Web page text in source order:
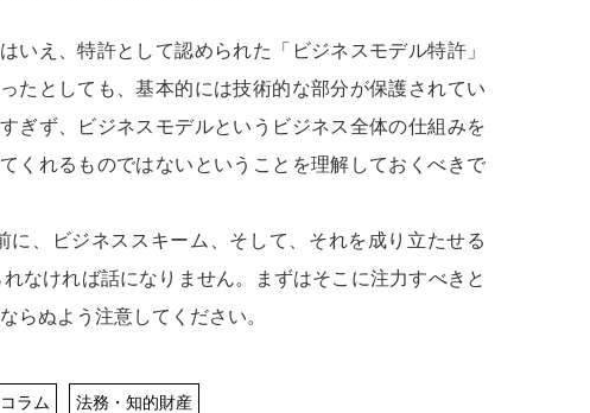
いえ、特許として認められた「ビジネスモデル特許」
たとしても、基本的には技術的な部分が保護されてい
ぎず、ビジネスモデルというビジネス全体の仕組みを
くれるものではないということを理解しておくべきで
、ビジネススキーム、そして、それを成り立たせる
なければ話になりません。まずはそこに注力すべきと
らぬよう注意してください。
コラム 法務・知的財産